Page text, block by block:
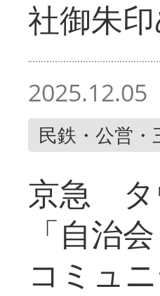
社御朱印
2025.12.05
民鉄・公営・
京急 タ
「自治
コミュ